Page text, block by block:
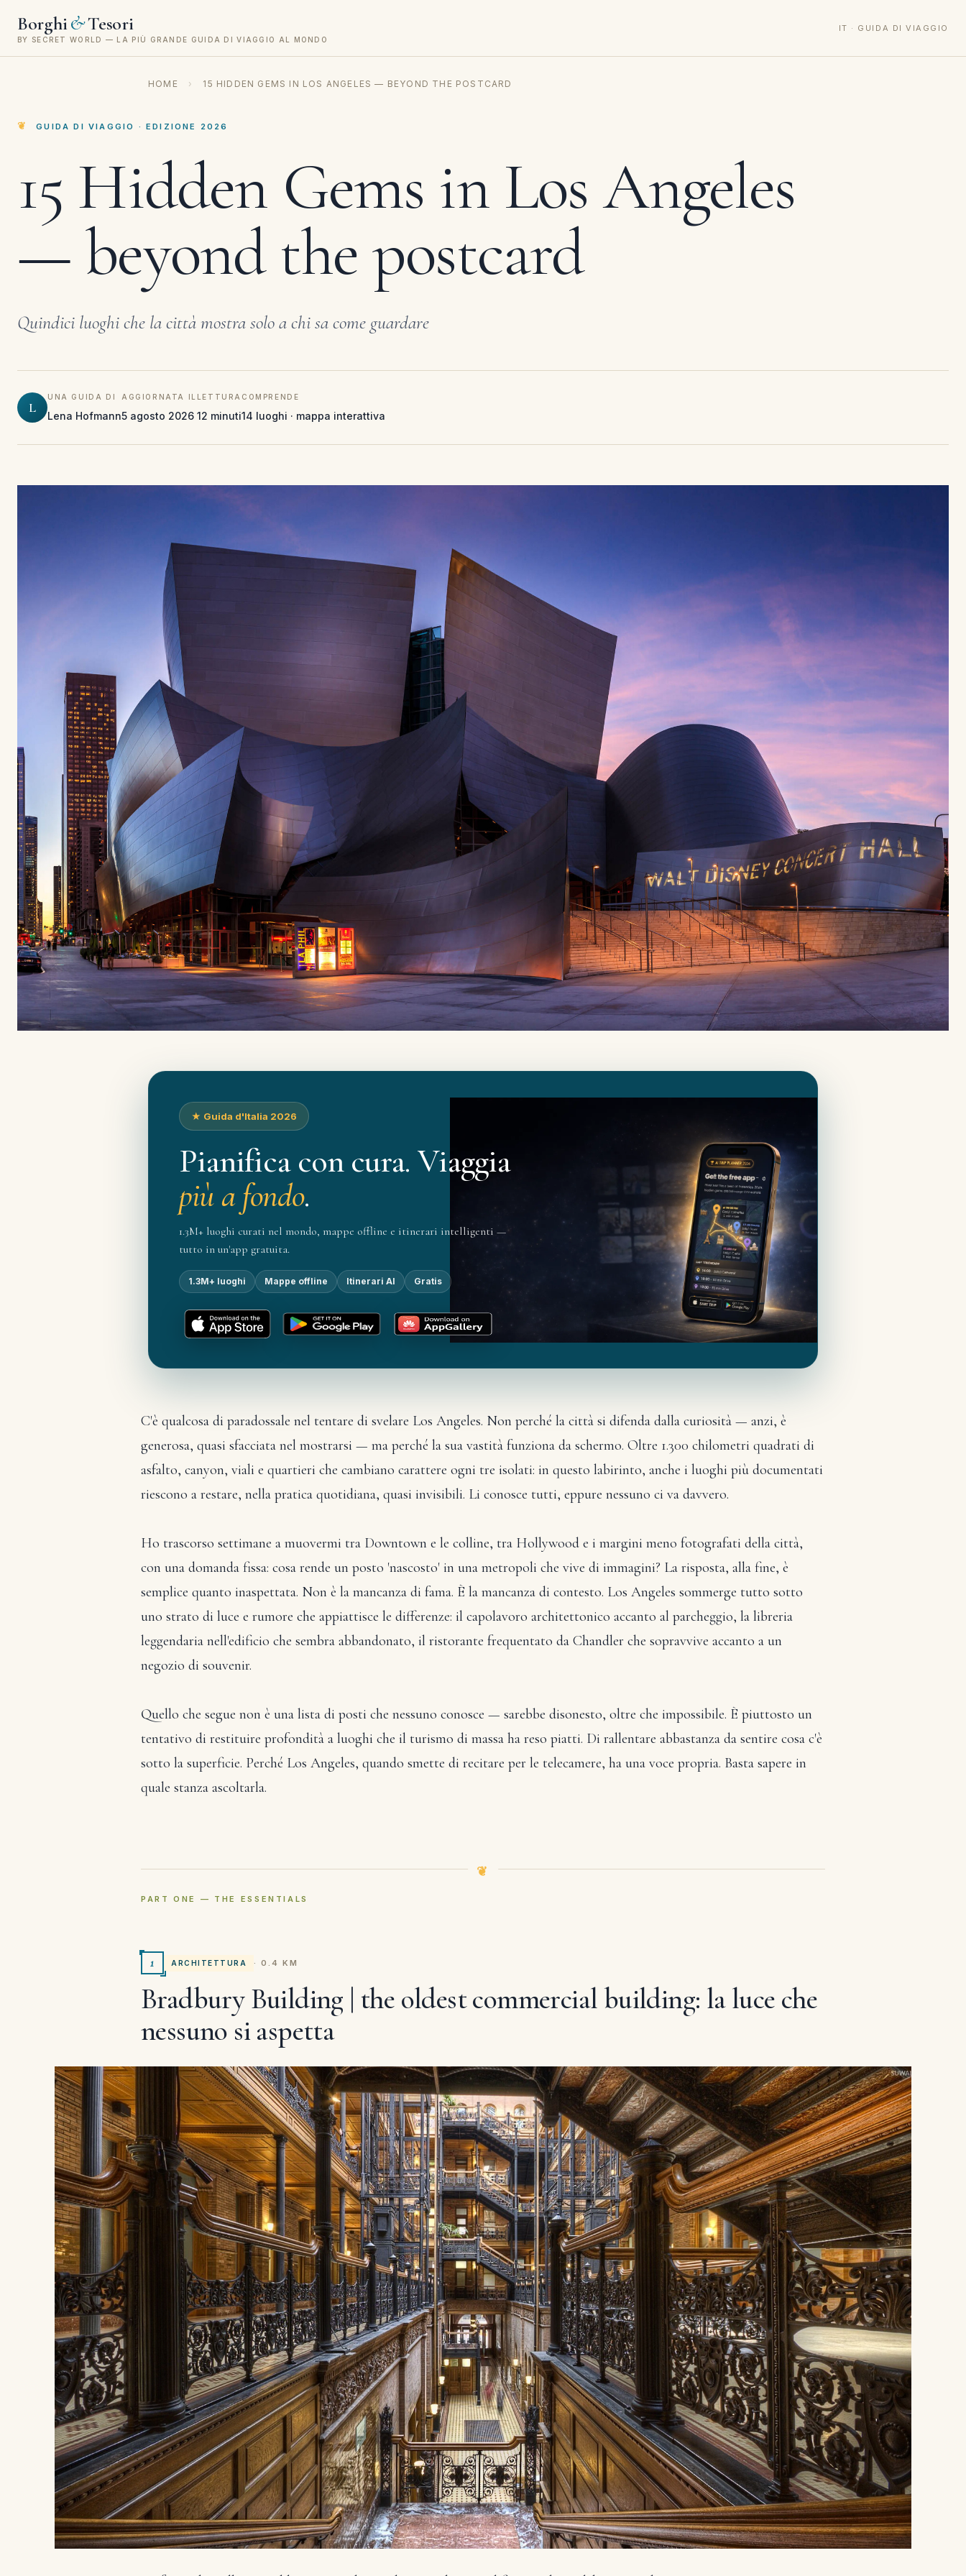
Borghi&Tesori
BY SECRET WORLD — LA PIÙ GRANDE GUIDA DI VIAGGIO AL MONDO
IT · GUIDA DI VIAGGIO
HOME › 15 HIDDEN GEMS IN LOS ANGELES — BEYOND THE POSTCARD
GUIDA DI VIAGGIO · EDIZIONE 2026
15 Hidden Gems in Los Angeles
— beyond the postcard
Quindici luoghi che la città mostra solo a chi sa come guardare
L
UNA GUIDA DI
Lena Hofmann
AGGIORNATA IL
5 agosto 2026
LETTURA
12 minuti
COMPRENDE
14 luoghi · mappa interattiva
★ Guida d'Italia 2026
Pianifica con cura. Viaggia
più a fondo.
1.3M+ luoghi curati nel mondo, mappe offline e itinerari intelligenti —
tutto in un'app gratuita.
1.3M+ luoghi Mappe offline Itinerari AI Gratis
C'è qualcosa di paradossale nel tentare di svelare Los Angeles. Non perché la città si difenda dalla curiosità — anzi, è
generosa, quasi sfacciata nel mostrarsi — ma perché la sua vastità funziona da schermo. Oltre 1.300 chilometri quadrati di
asfalto, canyon, viali e quartieri che cambiano carattere ogni tre isolati: in questo labirinto, anche i luoghi più documentati
riescono a restare, nella pratica quotidiana, quasi invisibili. Li conosce tutti, eppure nessuno ci va davvero.
Ho trascorso settimane a muovermi tra Downtown e le colline, tra Hollywood e i margini meno fotografati della città,
con una domanda fissa: cosa rende un posto 'nascosto' in una metropoli che vive di immagini? La risposta, alla fine, è
semplice quanto inaspettata. Non è la mancanza di fama. È la mancanza di contesto. Los Angeles sommerge tutto sotto
uno strato di luce e rumore che appiattisce le differenze: il capolavoro architettonico accanto al parcheggio, la libreria
leggendaria nell'edificio che sembra abbandonato, il ristorante frequentato da Chandler che sopravvive accanto a un
negozio di souvenir.
Quello che segue non è una lista di posti che nessuno conosce — sarebbe disonesto, oltre che impossibile. È piuttosto un
tentativo di restituire profondità a luoghi che il turismo di massa ha reso piatti. Di rallentare abbastanza da sentire cosa c'è
sotto la superficie. Perché Los Angeles, quando smette di recitare per le telecamere, ha una voce propria. Basta sapere in
quale stanza ascoltarla.
PART ONE — THE ESSENTIALS
1 ARCHITETTURA · 0.4 KM
Bradbury Building | the oldest commercial building: la luce che
nessuno si aspetta